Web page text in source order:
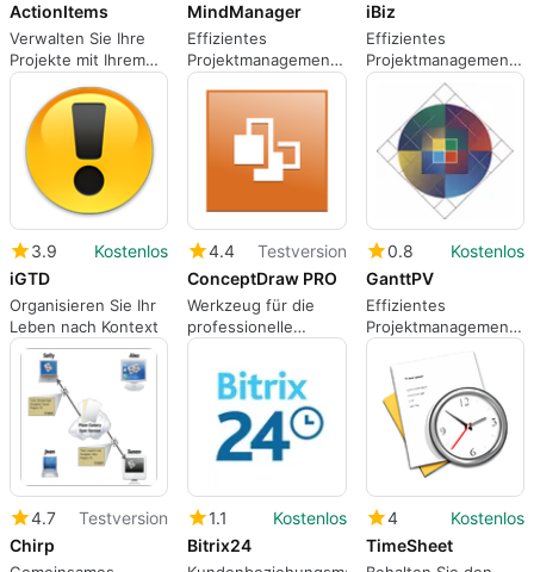
ActionItems
Verwalten Sie Ihre
Projekte mit Ihrem
Team
MindManager
Effizientes
Projektmanagement
mit MindManager
iBiz
Effizientes
Projektmanagement
mit iBiz
3.9
Kostenlos
iGTD
Organisieren Sie Ihr
Leben nach Kontext
4.4
Testversion
ConceptDraw PRO
Werkzeug für die
professionelle
Erstellung von
Flussdiagrammen,
Diagrammen und
Illustrationen
0.8
Kostenlos
GanttPV
Effizientes
Projektmanagement
mit GanttPV
4.7
Testversion
Chirp
1.1
Kostenlos
Bitrix24
4
Kostenlos
TimeSheet